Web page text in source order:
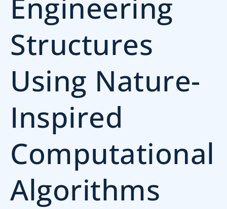
Structures
Using Nature-
Inspired
Computational
Algorithms